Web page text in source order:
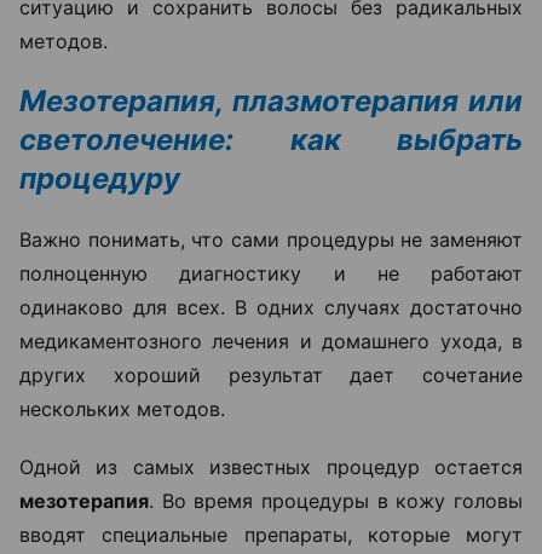
ситуацию и сохранить волосы без радикальных
методов.
Мезотерапия, плазмотерапия или
светолечение: как выбрать
процедуру
Важно понимать, что сами процедуры не заменяют
полноценную диагностику и не работают
одинаково для всех. В одних случаях достаточно
медикаментозного лечения и домашнего ухода, в
других хороший результат дает сочетание
нескольких методов.
Одной из самых известных процедур остается
мезотерапия. Во время процедуры в кожу головы
вводят специальные препараты, которые могут